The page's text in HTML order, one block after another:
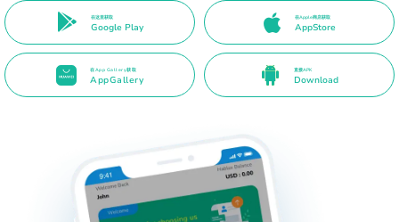
在这里获取
Google Play
在Apple商店获取
AppStore
在App Gallery获取
AppGallery
直接APK
Download